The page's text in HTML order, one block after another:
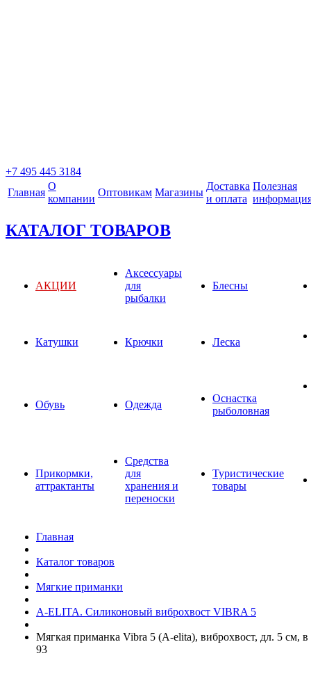
+7 495 445 3184
Главная
О
компании
Оптовикам Магазины
Доставка
и оплата
Полезная
КАТАЛОГ ТОВАРОВ
АКЦИИ
Аксессуары
для
рыбалки
Блесны
Катушки Крючки Леска
Обувь Одежда
Оснастка
рыболовная
Прикормки,
аттрактанты
Средства
для
хранения и
переноски
Туристические
товары
Главная
Каталог товаров
Мягкие приманки
A-ELITA. Силиконовый виброхвост VIBRA 5
Мягкая приманка Vibra 5 (A-elita), виброхвост, дл. 5 см,
93